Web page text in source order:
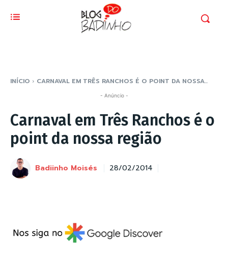
INÍCIO CARNAVAL EM TRÊS RANCHOS É O POINT DA NOSSA...
- Anúncio -
Carnaval em Três Ranchos é o
point da nossa região
Badiinho Moisés 28/02/2014